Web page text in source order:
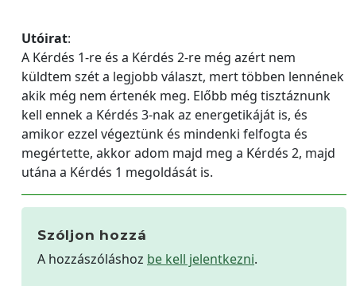
Utóirat:
A Kérdés 1-re és a Kérdés 2-re még azért nem
küldtem szét a legjobb választ, mert többen lennének
akik még nem értenék meg. Előbb még tisztáznunk
kell ennek a Kérdés 3-nak az energetikáját is, és
amikor ezzel végeztünk és mindenki felfogta és
megértette, akkor adom majd meg a Kérdés 2, majd
utána a Kérdés 1 megoldását is.
Szóljon hozzá
A hozzászóláshoz be kell jelentkezni.